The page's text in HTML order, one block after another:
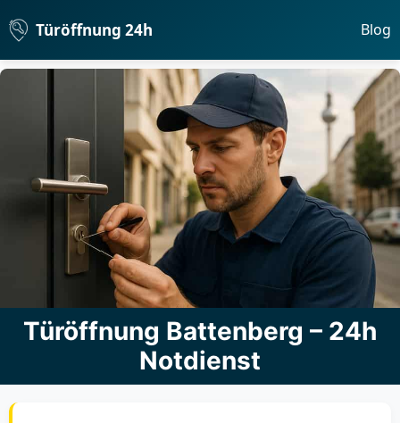
Türöffnung 24h Blog
Türöffnung Battenberg – 24h
Notdienst